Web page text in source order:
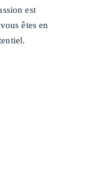
est
êtes en